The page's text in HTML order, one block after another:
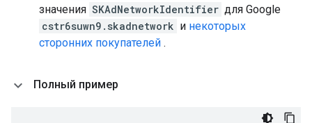
значения SKAdNetworkIdentifier для Google
cstr6suwn9.skadnetwork и некоторых
сторонних покупателей .
Полный пример